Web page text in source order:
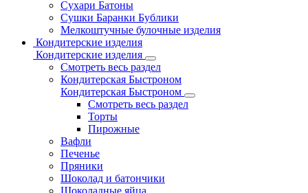
Сухари Батоны
Сушки Баранки Бублики
Мелкоштучные булочные изделия
Кондитерские изделия
Кондитерские изделия
Смотреть весь раздел
Кондитерская Быстроном
Кондитерская Быстроном
Смотреть весь раздел
Торты
Пирожные
Вафли
Печенье
Пряники
Шоколад и батончики
Шоколадные яйца